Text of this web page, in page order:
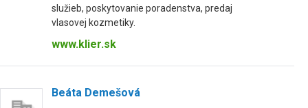
služieb, poskytovanie poradenstva, predaj
vlasovej kozmetiky.
www.klier.sk
Beáta Demešová